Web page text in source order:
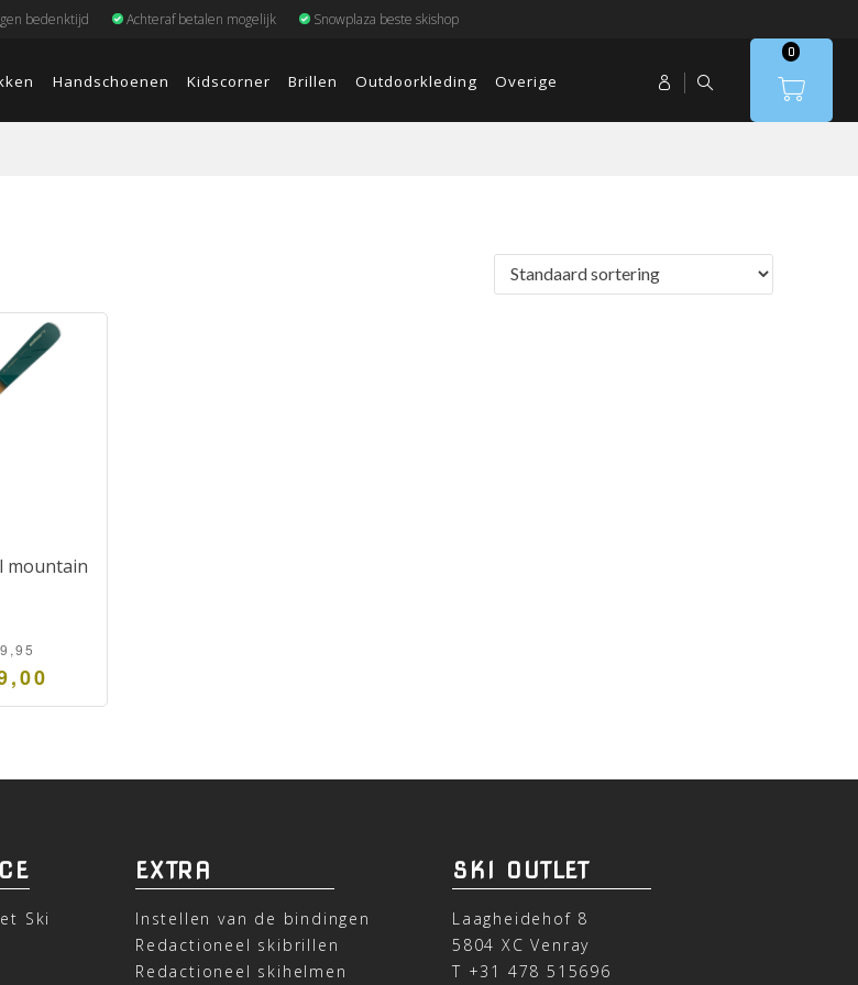
bedenktijd Achteraf betalen mogelijk Snowplaza beste skishop
Handschoenen Kidscorner Brillen Outdoorkleding Overige
0
mountain
Ski
EXTRA
Instellen van de bindingen
Redactioneel skibrillen
Redactioneel skihelmen
SKI OUTLET
Laagheidehof 8
5804 XC Venray
T +31 478 515696